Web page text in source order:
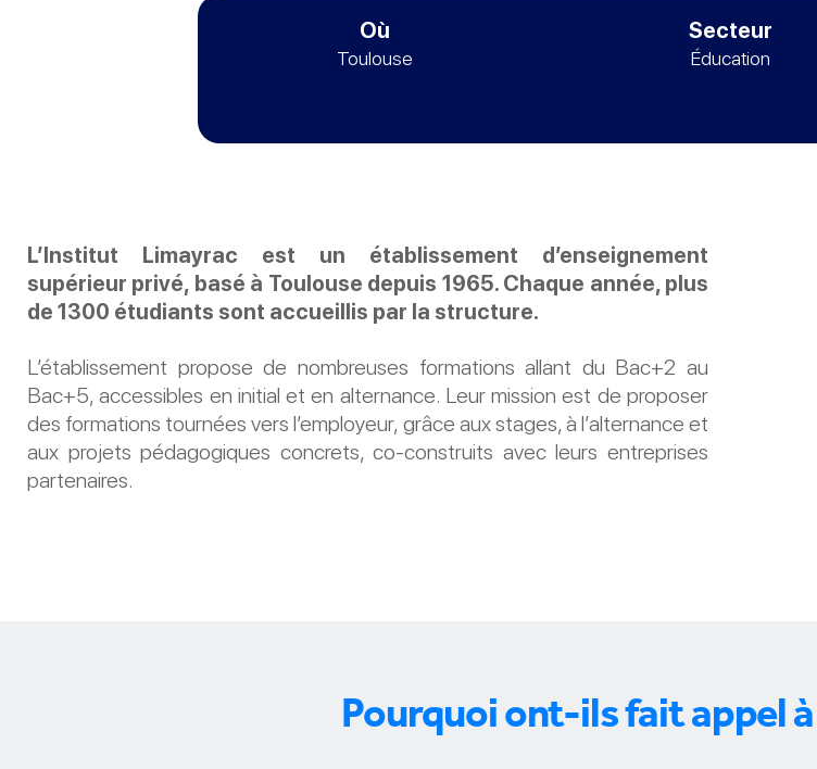
Où
Toulouse
Secteur
Éducation
L’Institut Limayrac est un établissement d’enseignement
supérieur privé, basé à Toulouse depuis 1965. Chaque année, plus
de 1300 étudiants sont accueillis par la structure.
L’établissement propose de nombreuses formations allant du Bac+2 au
Bac+5, accessibles en initial et en alternance. Leur mission est de proposer
des formations tournées vers l’employeur, grâce aux stages, à l’alternance et
aux projets pédagogiques concrets, co-construits avec leurs entreprises
partenaires.
Pourquoi ont-ils fait appel